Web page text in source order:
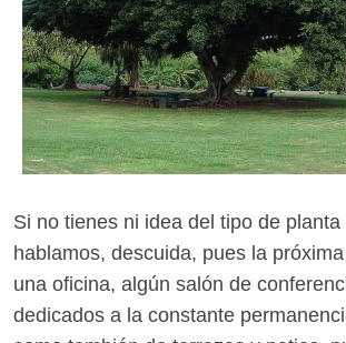
Si no tienes ni idea del tipo de
hablamos, descuida, pues la
una oficina, algún salón de
dedicados a la constante